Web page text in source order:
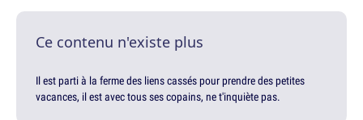
Ce contenu n'existe plus
Il est parti à la ferme des liens cassés pour prendre des petites
vacances, il est avec tous ses copains, ne t'inquiète pas.